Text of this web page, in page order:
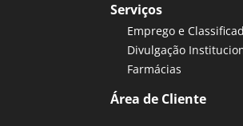
Serviços
Emprego e
Divulgação
Farmácias
Área de Cliente